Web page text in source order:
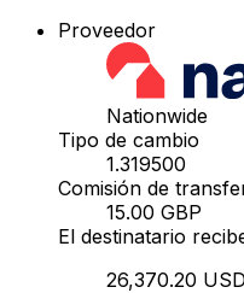
Proveedor
Nationwide
Tipo de cambio
1.319500
Comisión de
15.00 GBP
El destinatario
26,370.20 USD